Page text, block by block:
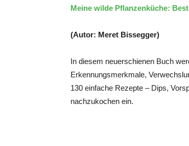
Meine wilde Pflanzenküche:
(Autor: Meret Bissegger)
In diesem neuerschienen Buch
Erkennungsmerkmale,
130 einfache Rezepte – Dips,
nachzukochen ein.